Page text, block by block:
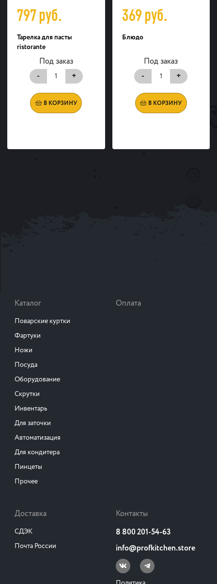
797руб.
Тарелка для пасты
ristorante
Под заказ
-
+
В КОРЗИНУ
369руб.
Блюдо
Под заказ
-
+
В КОРЗИНУ
Каталог
Поварские куртки
Фартуки
Ножи
Посуда
Оборудование
Скрутки
Инвентарь
Для заточки
Автоматизация
Для кондитера
Пинцеты
Прочее
Оплата
Доставка
СДЭК
Почта России
Контакты
8 800 201-54-63
info@profkitchen.store